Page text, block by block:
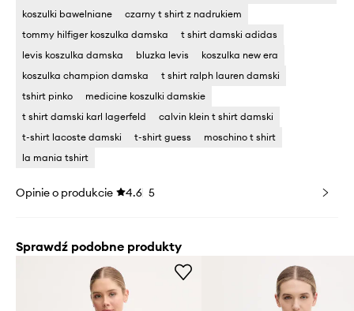
koszulki bawelniane
czarny t shirt z nadrukiem
tommy hilfiger koszulka damska
t shirt damski adidas
levis koszulka damska
bluzka levis
koszulka new era
koszulka champion damska
t shirt ralph lauren damski
tshirt pinko
medicine koszulki damskie
t shirt damski karl lagerfeld
calvin klein t shirt damski
t-shirt lacoste damski
t-shirt guess
moschino t shirt
la mania tshirt
Opinie o produkcie 4.6 5
Sprawdź podobne produkty